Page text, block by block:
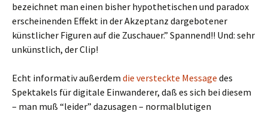
bezeichnet man einen bisher hypothetischen und paradox
erscheinenden Effekt in der Akzeptanz dargebotener
künstlicher Figuren auf die Zuschauer.” Spannend!! Und: sehr
unkünstlich, der Clip!
Echt informativ außerdem die versteckte Message des
Spektakels für digitale Einwanderer, daß es sich bei diesem
– man muß “leider” dazusagen – normalblutigen